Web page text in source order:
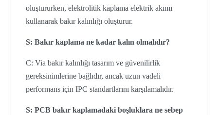
oluştururken, elektrolitik kaplama elektrik akımı
kullanarak bakır kalınlığı oluşturur.
S: Bakır kaplama ne kadar kalın olmalıdır?
C: Via bakır kalınlığı tasarım ve güvenilirlik
gereksinimlerine bağlıdır, ancak uzun vadeli
performans için IPC standartlarını karşılamalıdır.
S: PCB bakır kaplamadaki boşluklara ne sebep